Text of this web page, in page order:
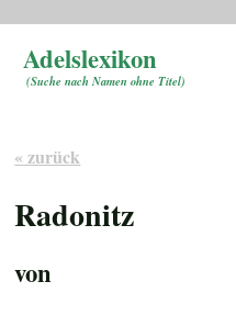
Adelslexikon
(Suche nach Namen ohne Titel)
« zurück
Radonitz
von